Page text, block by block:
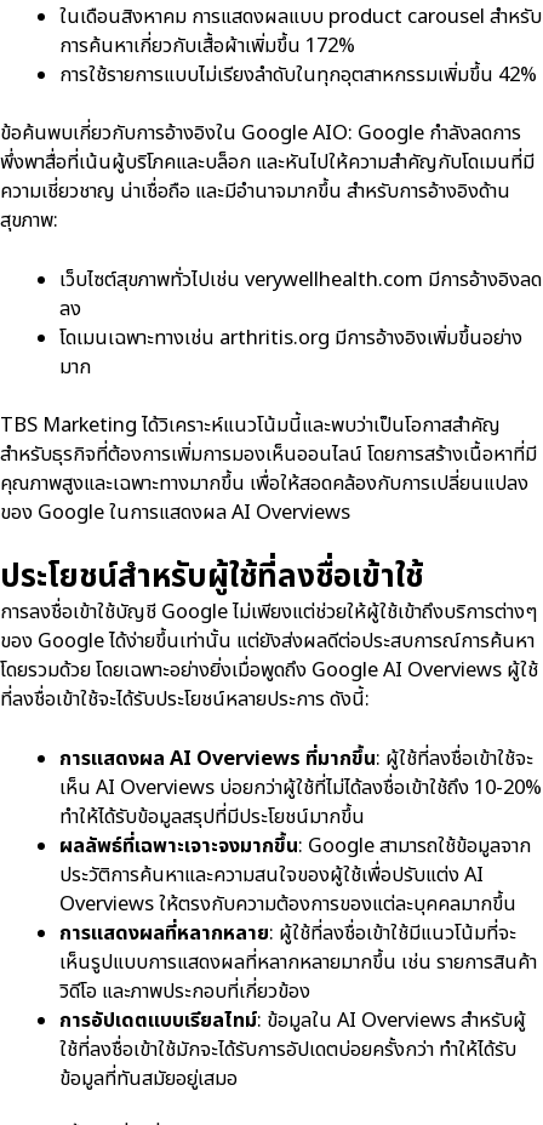
ในเดือนสิงหาคม การแสดงผลแบบ product carousel สำหรับ
การค้นหาเกี่ยวกับเสื้อผ้าเพิ่มขึ้น 172%
การใช้รายการแบบไม่เรียงลำดับในทุกอุตสาหกรรมเพิ่มขึ้น 42%
ข้อค้นพบเกี่ยวกับการอ้างอิงใน Google AIO: Google กำลังลดการ
พึ่งพาสื่อที่เน้นผู้บริโภคและบล็อก และหันไปให้ความสำคัญกับโดเมนที่มี
ความเชี่ยวชาญ น่าเชื่อถือ และมีอำนาจมากขึ้น สำหรับการอ้างอิงด้าน
สุขภาพ:
เว็บไซต์สุขภาพทั่วไปเช่น verywellhealth.com มีการอ้างอิงลด
ลง
โดเมนเฉพาะทางเช่น arthritis.org มีการอ้างอิงเพิ่มขึ้นอย่าง
มาก
TBS Marketing ได้วิเคราะห์แนวโน้มนี้และพบว่าเป็นโอกาสสำคัญ
สำหรับธุรกิจที่ต้องการเพิ่มการมองเห็นออนไลน์ โดยการสร้างเนื้อหาที่มี
คุณภาพสูงและเฉพาะทางมากขึ้น เพื่อให้สอดคล้องกับการเปลี่ยนแปลง
ของ Google ในการแสดงผล AI Overviews
ประโยชน์สำหรับผู้ใช้ที่ลงชื่อเข้าใช้
การลงชื่อเข้าใช้บัญชี Google ไม่เพียงแต่ช่วยให้ผู้ใช้เข้าถึงบริการต่างๆ
ของ Google ได้ง่ายขึ้นเท่านั้น แต่ยังส่งผลดีต่อประสบการณ์การค้นหา
โดยรวมด้วย โดยเฉพาะอย่างยิ่งเมื่อพูดถึง Google AI Overviews ผู้ใช้
ที่ลงชื่อเข้าใช้จะได้รับประโยชน์หลายประการ ดังนี้:
การแสดงผล AI Overviews ที่มากขึ้น: ผู้ใช้ที่ลงชื่อเข้าใช้จะ
เห็น AI Overviews บ่อยกว่าผู้ใช้ที่ไม่ได้ลงชื่อเข้าใช้ถึง 10-20%
ทำให้ได้รับข้อมูลสรุปที่มีประโยชน์มากขึ้น
ผลลัพธ์ที่เฉพาะเจาะจงมากขึ้น: Google สามารถใช้ข้อมูลจาก
ประวัติการค้นหาและความสนใจของผู้ใช้เพื่อปรับแต่ง AI
Overviews ให้ตรงกับความต้องการของแต่ละบุคคลมากขึ้น
การแสดงผลที่หลากหลาย: ผู้ใช้ที่ลงชื่อเข้าใช้มีแนวโน้มที่จะ
เห็นรูปแบบการแสดงผลที่หลากหลายมากขึ้น เช่น รายการสินค้า
วิดีโอ และภาพประกอบที่เกี่ยวข้อง
การอัปเดตแบบเรียลไทม์: ข้อมูลใน AI Overviews สำหรับผู้
ใช้ที่ลงชื่อเข้าใช้มักจะได้รับการอัปเดตบ่อยครั้งกว่า ทำให้ได้รับ
ข้อมูลที่ทันสมัยอยู่เสมอ